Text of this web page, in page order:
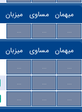
میزبان مساوی میهمان
... ...
...
میزبان مساوی میهمان
... ...
...
... ...
...
... ...
...